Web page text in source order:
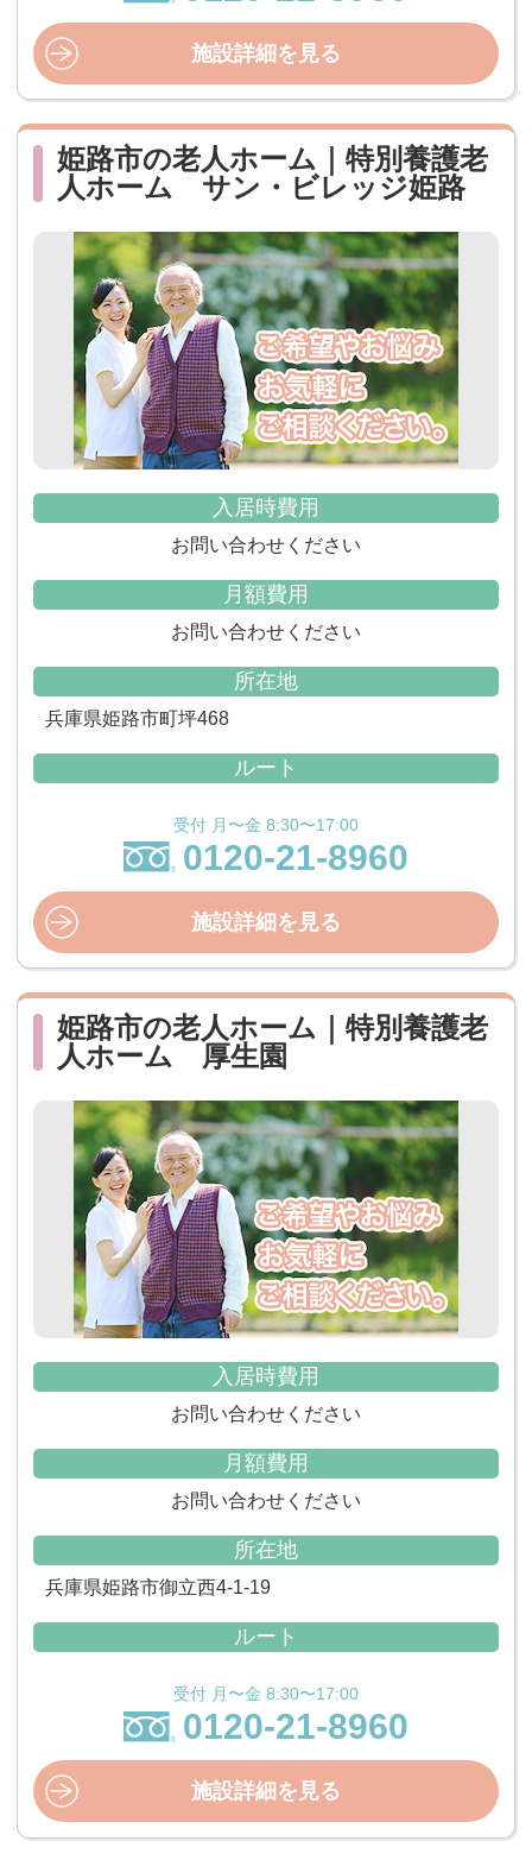
施設詳細を見る
姫路市の老人ホーム｜特別養護老
人ホーム サン・ビレッジ姫路
入居時費用
お問い合わせください
月額費用
お問い合わせください
所在地
兵庫県姫路市町坪468
ルート
受付 月〜金 8:30〜17:00
0120-21-8960
施設詳細を見る
姫路市の老人ホーム｜特別養護老
人ホーム 厚生園
入居時費用
お問い合わせください
月額費用
お問い合わせください
所在地
兵庫県姫路市御立西4-1-19
ルート
受付 月〜金 8:30〜17:00
0120-21-8960
施設詳細を見る